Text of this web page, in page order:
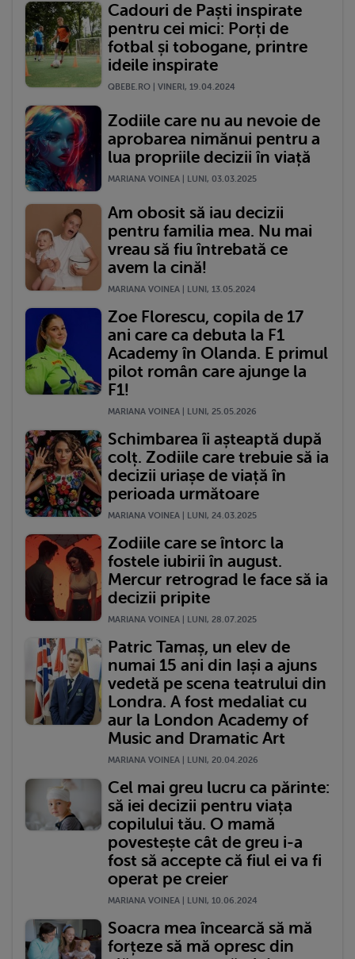
Cadouri de Paști inspirate
pentru cei mici: Porți de
fotbal și tobogane, printre
ideile inspirate
QBEBE.RO | VINERI, 19.04.2024
Zodiile care nu au nevoie de
aprobarea nimănui pentru a
lua propriile decizii în viață
MARIANA VOINEA | LUNI, 03.03.2025
Am obosit să iau decizii
pentru familia mea. Nu mai
vreau să fiu întrebată ce
avem la cină!
MARIANA VOINEA | LUNI, 13.05.2024
Zoe Florescu, copila de 17
ani care ca debuta la F1
Academy în Olanda. E primul
pilot român care ajunge la
F1!
MARIANA VOINEA | LUNI, 25.05.2026
Schimbarea îi așteaptă după
colț. Zodiile care trebuie să ia
decizii uriașe de viață în
perioada următoare
MARIANA VOINEA | LUNI, 24.03.2025
Zodiile care se întorc la
fostele iubirii în august.
Mercur retrograd le face să ia
decizii pripite
MARIANA VOINEA | LUNI, 28.07.2025
Patric Tamaș, un elev de
numai 15 ani din Iași a ajuns
vedetă pe scena teatrului din
Londra. A fost medaliat cu
aur la London Academy of
Music and Dramatic Art
MARIANA VOINEA | LUNI, 20.04.2026
Cel mai greu lucru ca părinte:
să iei decizii pentru viața
copilului tău. O mamă
povestește cât de greu i-a
fost să accepte că fiul ei va fi
operat pe creier
MARIANA VOINEA | LUNI, 10.06.2024
Soacra mea încearcă să mă
forțeze să mă opresc din